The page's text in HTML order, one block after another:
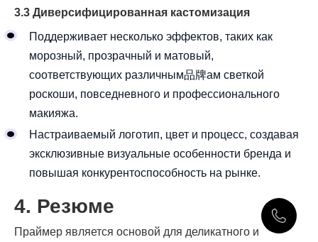
3.3 Диверсифицированная кастомизация
Поддерживает несколько эффектов, таких как
морозный, прозрачный и матовый,
соответствующих различным品牌ам светкой
роскоши, повседневного и профессионального
макияжа.
Настраиваемый логотип, цвет и процесс, создавая
эксклюзивные визуальные особенности бренда и
повышая конкурентоспособность на рынке.
4. Резюме
Праймер является основой для деликатного и